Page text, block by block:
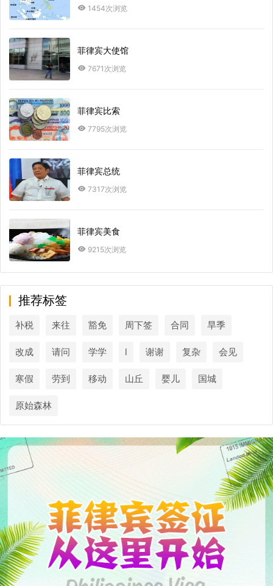
1454次浏览
菲律宾大使馆
7671次浏览
菲律宾比索
7795次浏览
菲律宾总统
7317次浏览
菲律宾美食
9215次浏览
推荐标签
补税 来往 豁免 周下签 合同 旱季
改成 请问 学学 l 谢谢 复杂 会见
寒假 劳到 移动 山丘 婴儿 国城
原始森林